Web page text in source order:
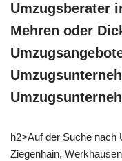
Umzugsberater
Mehren oder
h2>Auf der Suche nach
Ziegenhain,